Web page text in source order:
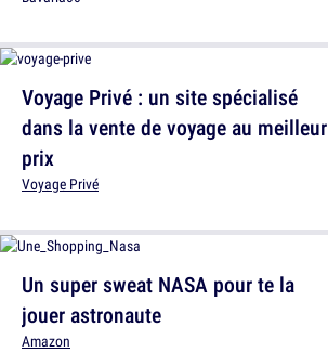
Voyage Privé : un site spécialisé
dans la vente de voyage au meilleur
prix
Voyage Privé
Un super sweat NASA pour te la
jouer astronaute
Amazon